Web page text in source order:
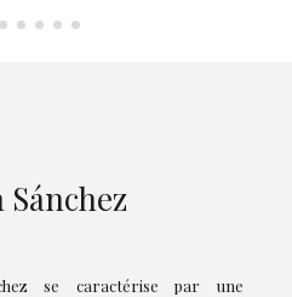
Sánchez
se caractérise par une